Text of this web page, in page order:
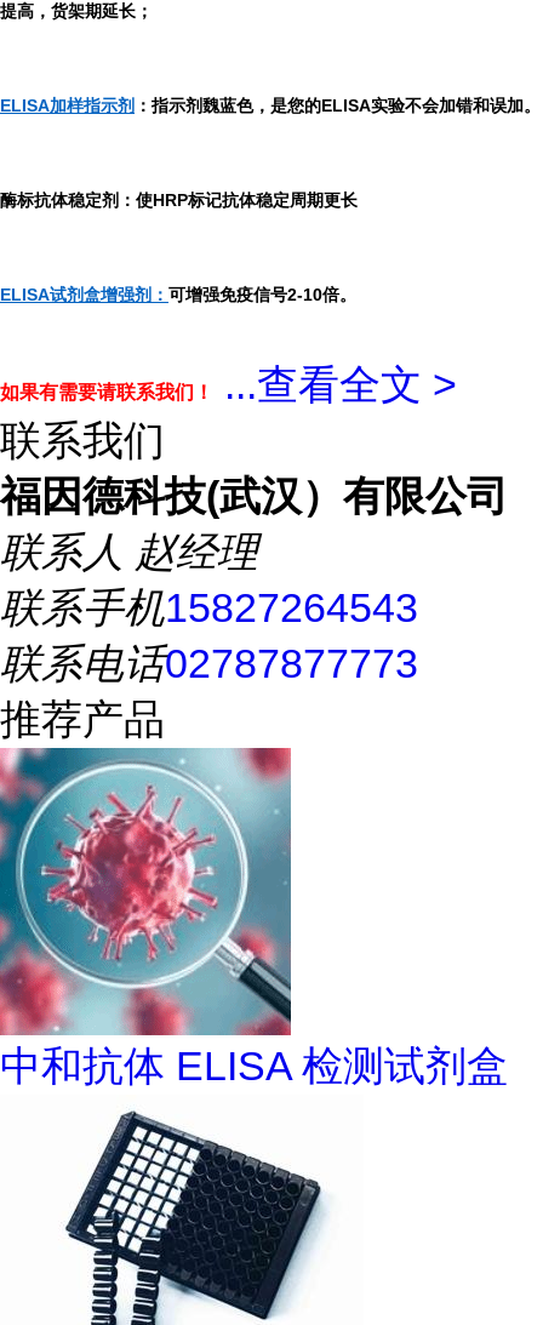
提高，货架期延长；
ELISA加样指示剂 ：指示剂魏蓝色，是您的ELISA实验不会加错和误加。
酶标抗体稳定剂：使HRP标记抗体稳定周期更长
ELISA试剂盒增强剂： 可增强免疫信号2-10倍。
如果有需要请联系我们！ ...查看全文 >
联系我们
福因德科技(武汉）有限公司
联系人 赵经理
联系手机15827264543
联系电话02787877773
推荐产品
中和抗体 ELISA 检测试剂盒